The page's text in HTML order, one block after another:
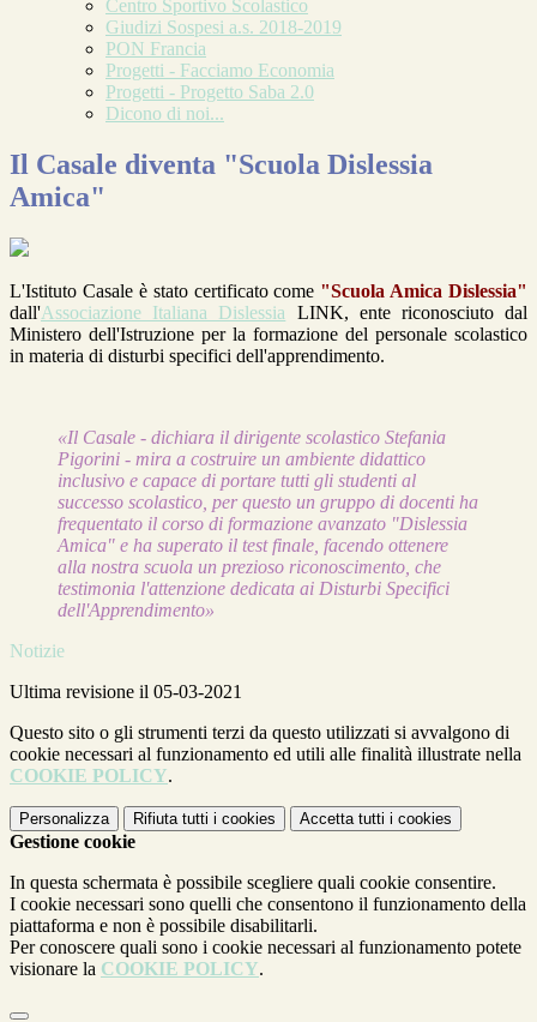
Centro Sportivo Scolastico
Giudizi Sospesi a.s. 2018-2019
PON Francia
Progetti - Facciamo Economia
Progetti - Progetto Saba 2.0
Dicono di noi...
Il Casale diventa "Scuola Dislessia
Amica"
L'Istituto Casale è stato certificato come "Scuola Amica Dislessia"
dall'Associazione Italiana Dislessia LINK, ente riconosciuto dal
Ministero dell'Istruzione per la formazione del personale scolastico
in materia di disturbi specifici dell'apprendimento.
«Il Casale - dichiara il dirigente scolastico Stefania
Pigorini - mira a costruire un ambiente didattico
inclusivo e capace di portare tutti gli studenti al
successo scolastico, per questo un gruppo di docenti ha
frequentato il corso di formazione avanzato "Dislessia
Amica" e ha superato il test finale, facendo ottenere
alla nostra scuola un prezioso riconoscimento, che
testimonia l'attenzione dedicata ai Disturbi Specifici
dell'Apprendimento»
Notizie
Ultima revisione il 05-03-2021
Questo sito o gli strumenti terzi da questo utilizzati si avvalgono di
cookie necessari al funzionamento ed utili alle finalità illustrate nella
COOKIE POLICY.
Personalizza Rifiuta tutti i cookies Accetta tutti i cookies
Gestione cookie
In questa schermata è possibile scegliere quali cookie consentire.
I cookie necessari sono quelli che consentono il funzionamento della
piattaforma e non è possibile disabilitarli.
Per conoscere quali sono i cookie necessari al funzionamento potete
visionare la COOKIE POLICY.